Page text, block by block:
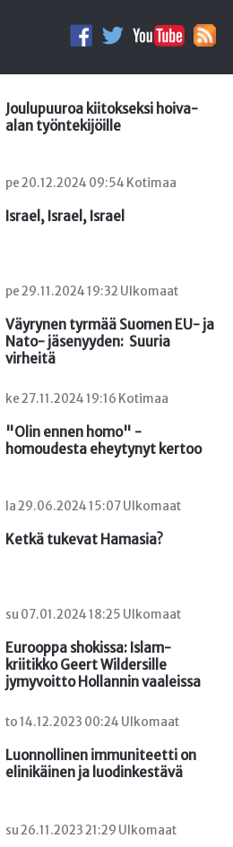
Joulupuuroa kiitokseksi hoiva-
alan työntekijöille
pe 20.12.2024 09:54 Kotimaa
Israel, Israel, Israel
pe 29.11.2024 19:32 Ulkomaat
Väyrynen tyrmää Suomen EU- ja
Nato- jäsenyyden:  Suuria
virheitä
ke 27.11.2024 19:16 Kotimaa
"Olin ennen homo" -
homoudesta eheytynyt kertoo
la 29.06.2024 15:07 Ulkomaat
Ketkä tukevat Hamasia?
su 07.01.2024 18:25 Ulkomaat
Eurooppa shokissa: Islam-
kriitikko Geert Wildersille
jymyvoitto Hollannin vaaleissa
to 14.12.2023 00:24 Ulkomaat
Luonnollinen immuniteetti on
elinikäinen ja luodinkestävä
su 26.11.2023 21:29 Ulkomaat